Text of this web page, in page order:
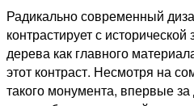
Радикально современный
контрастирует с
дерева как главного
этот контраст. Несмотря на
такого монумента, впервые за